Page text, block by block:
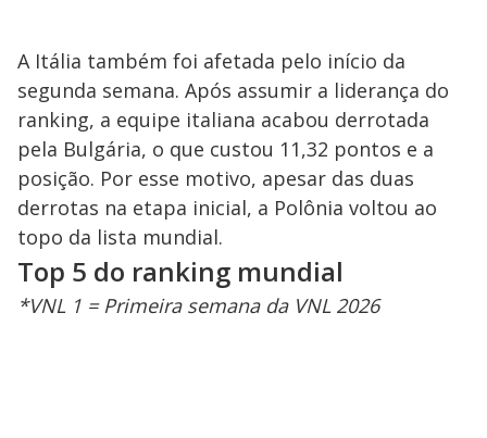
A Itália também foi afetada pelo início da
segunda semana. Após assumir a liderança do
ranking, a equipe italiana acabou derrotada
pela Bulgária, o que custou 11,32 pontos e a
posição. Por esse motivo, apesar das duas
derrotas na etapa inicial, a Polônia voltou ao
topo da lista mundial.
Top 5 do ranking mundial
*VNL 1 = Primeira semana da VNL 2026